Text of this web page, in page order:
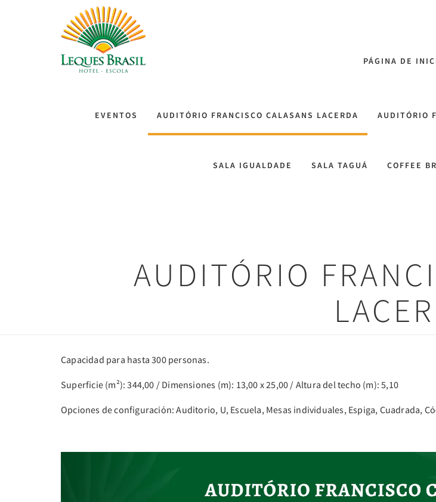
PÁGINA DE
EVENTOS AUDITÓRIO FRANCISCO CALASANS LACERDA AUDITÓRIO
SALA IGUALDADE SALA TAGUÁ COFFEE
AUDITÓRIO
Capacidad para hasta 300 personas.
Superficie (m²): 344,00 / Dimensiones (m): 13,00 x 25,00 / Altura del techo (m): 5,10
Opciones de configuración: Auditorio, U, Escuela, Mesas individuales, Espiga, Cuadrada,